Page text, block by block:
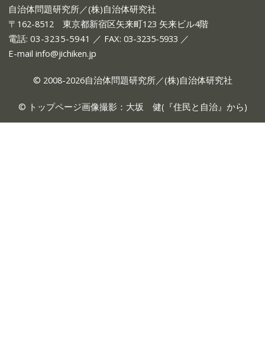
自治体問題研究所／(株)自治体研究社
〒162-8512 東京都新宿区矢来町123 矢来ビル4階
電話: 03-3235-5941 ／ FAX: 03-3235-5933 ／
E-mail info@jichiken.jp
© 2008-2026自治体問題研究所／(株)自治体研究社
© トップページ画像撮影：大坂 健(『住民と自治』から)